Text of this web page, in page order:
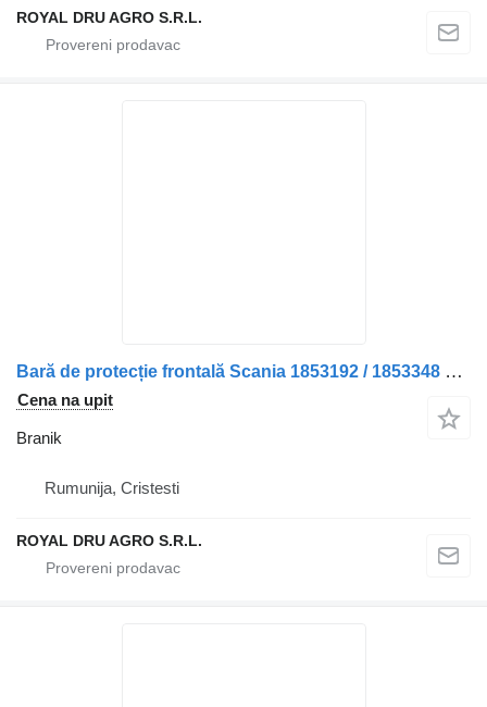
ROYAL DRU AGRO S.R.L.
Bară de protecție frontală Scania 1853192 / 1853348 branik za kamiona
Cena na upit
Branik
Rumunija, Cristesti
ROYAL DRU AGRO S.R.L.